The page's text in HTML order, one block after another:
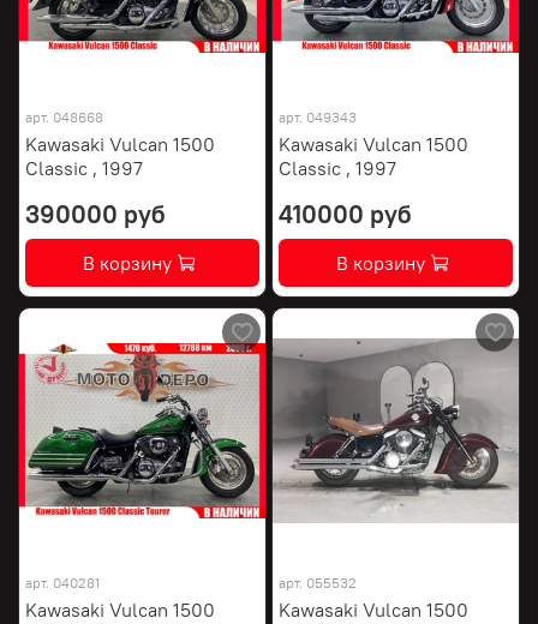
арт. 048668
Kawasaki Vulcan 1500
Classic , 1997
390000 руб
В корзину
арт. 049343
Kawasaki Vulcan 1500
Classic , 1997
410000 руб
В корзину
арт. 040281
Kawasaki Vulcan 1500
арт. 055532
Kawasaki Vulcan 1500